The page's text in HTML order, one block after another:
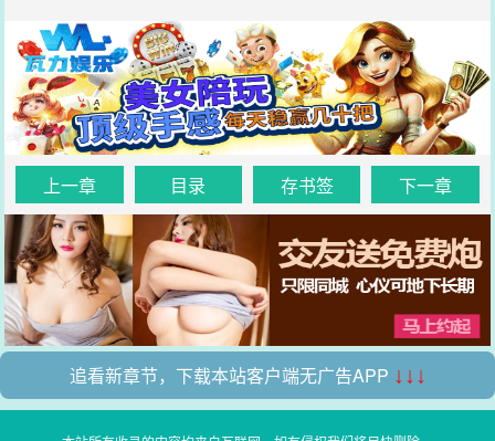
上一章 目录 存书签 下一章
追看新章节，下载本站客户端无广告APP ↓↓↓